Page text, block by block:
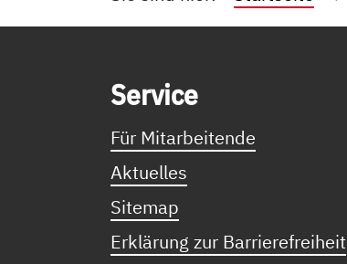
Ser­vice
Für Mitarbeitende
Aktuelles
Sitemap
Erklärung zur Barrierefreiheit